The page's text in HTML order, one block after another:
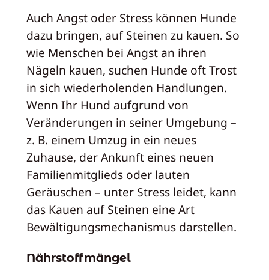
Auch Angst oder Stress können Hunde
dazu bringen, auf Steinen zu kauen. So
wie Menschen bei Angst an ihren
Nägeln kauen, suchen Hunde oft Trost
in sich wiederholenden Handlungen.
Wenn Ihr Hund aufgrund von
Veränderungen in seiner Umgebung –
z. B. einem Umzug in ein neues
Zuhause, der Ankunft eines neuen
Familienmitglieds oder lauten
Geräuschen – unter Stress leidet, kann
das Kauen auf Steinen eine Art
Bewältigungsmechanismus darstellen.
Nährstoffmängel